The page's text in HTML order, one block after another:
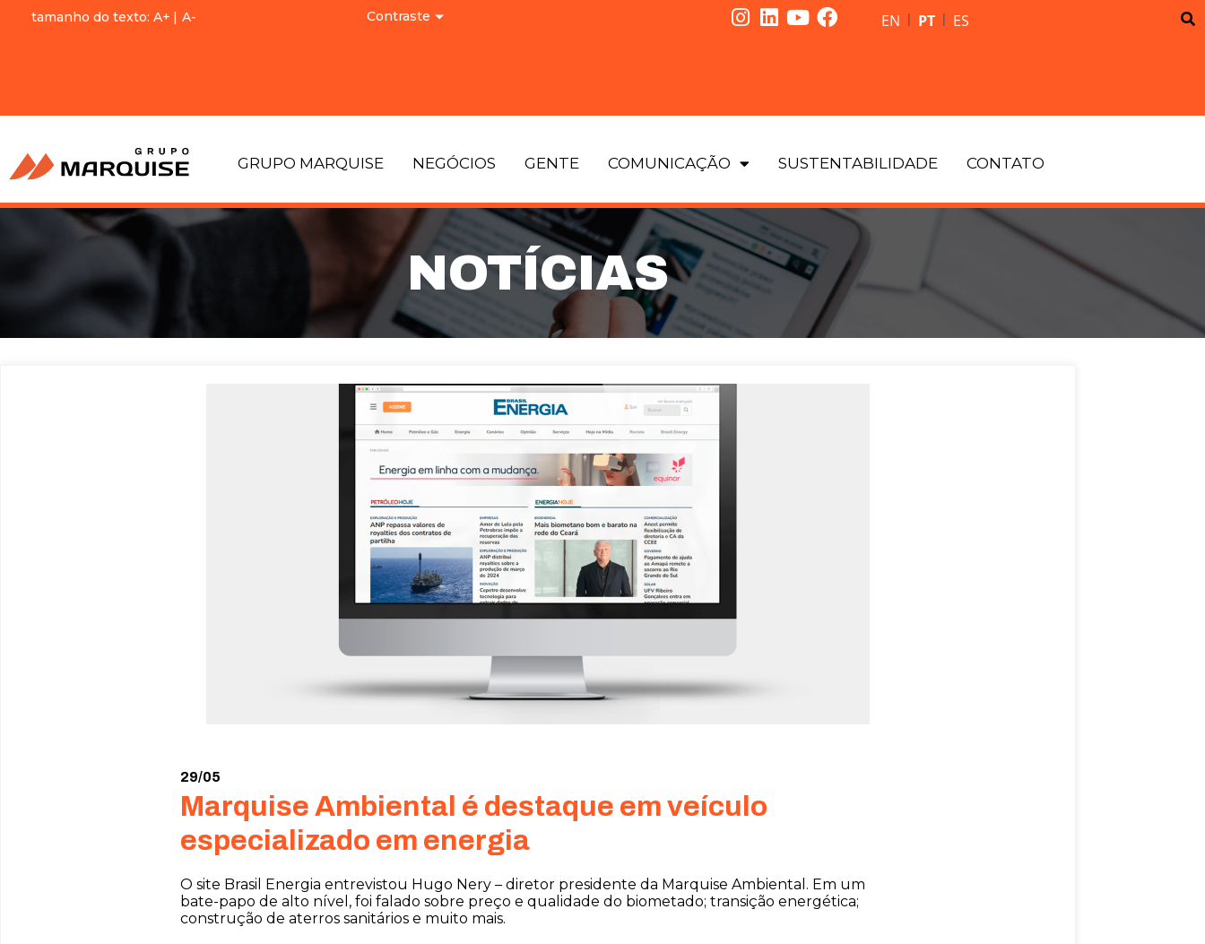
tamanho do texto: A+ | A- Contraste EN | PT | ES
GRUPO MARQUISE NEGÓCIOS GENTE COMUNICAÇÃO SUSTENTABILIDADE CONTATO
NOTÍCIAS
29/05
Marquise Ambiental é destaque em veículo
especializado em energia
O site Brasil Energia entrevistou Hugo Nery – diretor presidente da Marquise Ambiental. Em um
bate-papo de alto nível, foi falado sobre preço e qualidade do biometado; transição energética;
construção de aterros sanitários e muito mais.